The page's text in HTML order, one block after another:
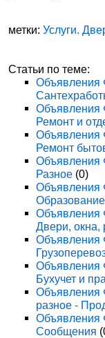
метки:Услуги.
Статьи по теме:
Объявления
Объявления
Ремонт и
Объявления
Ремонт
Объявления
Разное (0)
Объявления
Образование
Объявления
Двери, окна,
Объявления
Объявления
Бухучет и
Объявления
разное -
Объявления
Сообщения